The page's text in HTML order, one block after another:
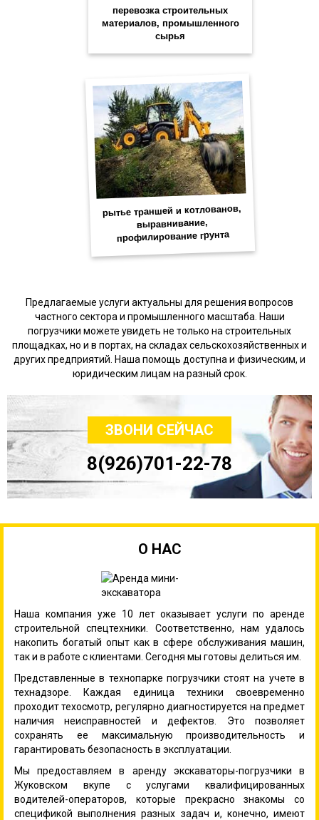
Предлагаемые услуги актуальны для решения вопросов
частного сектора и промышленного масштаба. Наши
погрузчики можете увидеть не только на строительных
площадках, но и в портах, на складах сельскохозяйственных и
других предприятий. Наша помощь доступна и физическим, и
юридическим лицам на разный срок.
ЗВОНИ СЕЙЧАС
8(926)701-22-78
О НАС
Наша компания уже 10 лет оказывает услуги по аренде
строительной спецтехники. Соответственно, нам удалось
накопить богатый опыт как в сфере обслуживания машин,
так и в работе с клиентами. Сегодня мы готовы делиться им.
Представленные в технопарке погрузчики стоят на учете в
технадзоре. Каждая единица техники своевременно
проходит техосмотр, регулярно диагностируется на предмет
наличия неисправностей и дефектов. Это позволяет
сохранять ее максимальную производительность и
гарантировать безопасность в эксплуатации.
Мы предоставляем в аренду экскаваторы-погрузчики в
Жуковском вкупе с услугами квалифицированных
водителей-операторов, которые прекрасно знакомы со
спецификой выполнения разных задач и, конечно, имеют